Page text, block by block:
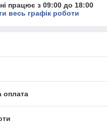
працює з 09:00 до 18:00
весь графік роботи
оплата